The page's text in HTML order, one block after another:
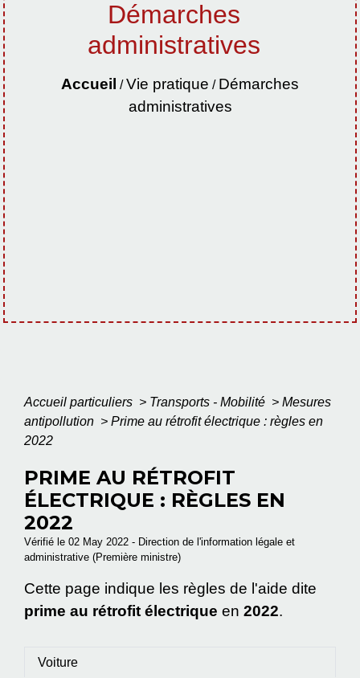
Démarches
administratives
Accueil /Vie pratique / Démarches
administratives
Accueil particuliers > Transports - Mobilité > Mesures
antipollution > Prime au rétrofit électrique : règles en
2022
PRIME AU RÉTROFIT
ÉLECTRIQUE : RÈGLES EN
2022
Vérifié le 02 May 2022 - Direction de l'information légale et
administrative (Première ministre)
Cette page indique les règles de l'aide dite
prime au rétrofit électrique en 2022.
Voiture